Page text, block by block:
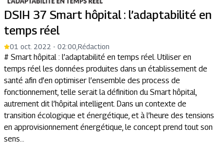
DSIH 37 Smart hôpital : l’adaptabilité en
temps réel
01 oct. 2022 - 02:00 Rédaction
# Smart hôpital : l’adaptabilité en temps réel. Utiliser en
temps réel les données produites dans un établissement de
santé afin d’en optimiser l’ensemble des process de
fonctionnement, telle serait la définition du Smart hôpital,
autrement dit l’hôpital intelligent. Dans un contexte de
transition écologique et énergétique, et à l’heure des tensions
en approvisionnement énergétique, le concept prend tout son
sens…